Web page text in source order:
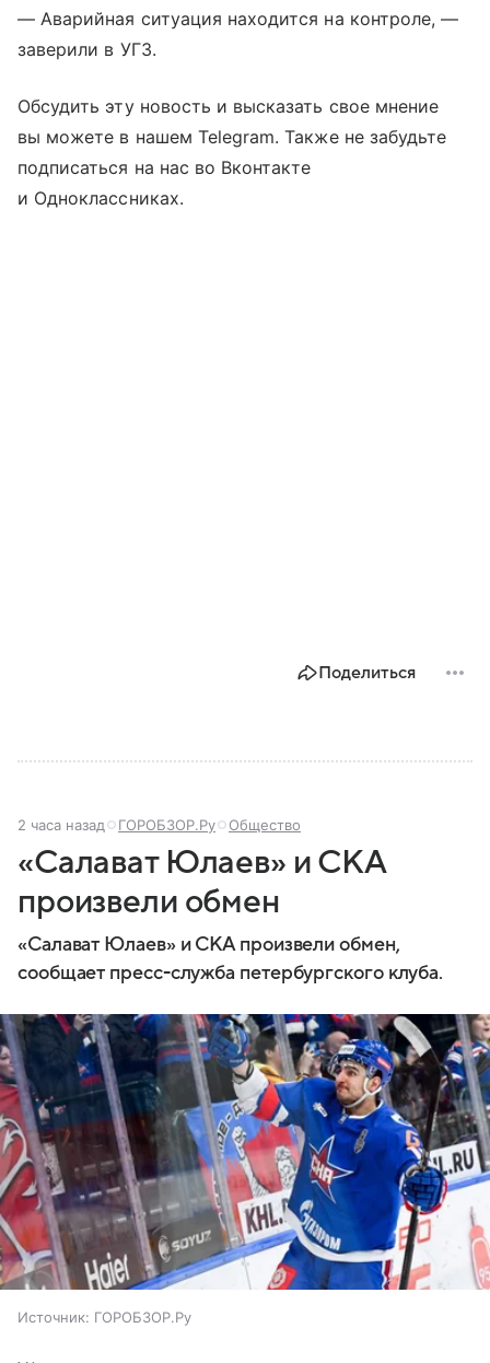
— Аварийная ситуация находится на контроле, —
заверили в УГЗ.
Обсудить эту новость и высказать свое мнение
вы можете в нашем Telegram. Также не забудьте
подписаться на нас во Вконтакте
и Одноклассниках.
Поделиться
2 часа назад ГОРОБЗОР.Ру Общество
«Салават Юлаев» и СКА
произвели обмен
«Салават Юлаев» и СКА произвели обмен,
сообщает пресс-служба петербургского клуба.
Источник: ГОРОБЗОР.Ру